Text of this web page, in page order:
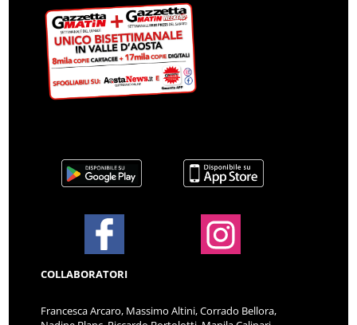
COLLABORATORI
Francesca Arcaro, Massimo Altini, Corrado Bellora,